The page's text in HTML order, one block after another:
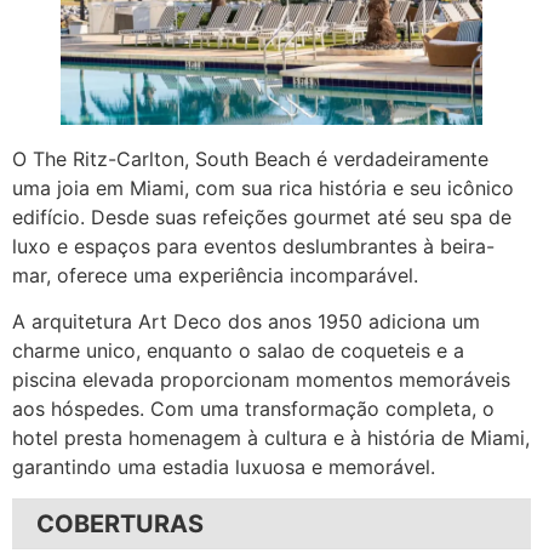
O The Ritz-Carlton, South Beach é verdadeiramente
uma joia em Miami, com sua rica história e seu icônico
edifício. Desde suas refeições gourmet até seu spa de
luxo e espaços para eventos deslumbrantes à beira-
mar, oferece uma experiência incomparável.
A arquitetura Art Deco dos anos 1950 adiciona um
charme unico, enquanto o salao de coqueteis e a
piscina elevada proporcionam momentos memoráveis
aos hóspedes. Com uma transformação completa, o
hotel presta homenagem à cultura e à história de Miami,
garantindo uma estadia luxuosa e memorável.
COBERTURAS